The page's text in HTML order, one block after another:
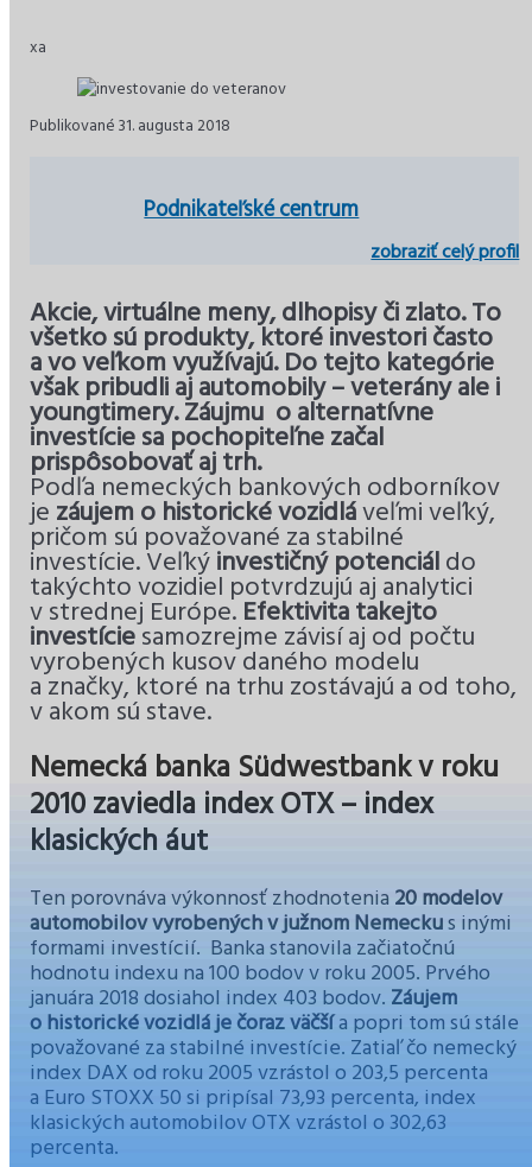
xa
Publikované 31. augusta 2018
Podnikateľské centrum
zobraziť celý profil
Akcie, virtuálne meny, dlhopisy či zlato. To
všetko sú produkty, ktoré investori často
a vo veľkom využívajú. Do tejto kategórie
však pribudli aj automobily – veterány ale i
youngtimery. Záujmu o alternatívne
investície sa pochopiteľne začal
prispôsobovať aj trh.
Podľa nemeckých bankových odborníkov
je záujem o historické vozidláveľmi veľký,
pričom sú považované za stabilné
investície. Veľkýinvestičný potenciáldo
takýchto vozidiel potvrdzujú aj analytici
v strednej Európe. Efektivita takejto
investíciesamozrejme závisí aj od počtu
vyrobených kusov daného modelu
a značky, ktoré na trhu zostávajú a od toho,
v akom sú stave.
Nemecká banka Südwestbank v roku
2010 zaviedla index OTX – index
klasických áut
Ten porovnáva výkonnosť zhodnotenia 20 modelov
automobilov vyrobených v južnom Nemeckus inými
formami investícií. Banka stanovila začiatočnú
hodnotu indexu na 100 bodov v roku 2005. Prvého
januára 2018 dosiahol index 403 bodov. Záujem
o historické vozidlá je čoraz väčšía popri tom sú stále
považované za stabilné investície. Zatiaľ čo nemecký
index DAX od roku 2005 vzrástol o 203,5 percenta
a Euro STOXX 50 si pripísal 73,93 percenta, index
klasických automobilov OTX vzrástol o 302,63
percenta.